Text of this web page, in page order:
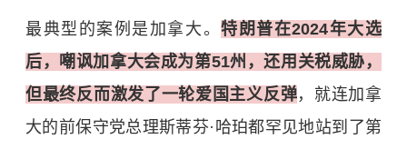
最典型的案例是加拿大。特朗普在2024年大选
后，嘲讽加拿大会成为第51州，还用关税威胁，
但最终反而激发了一轮爱国主义反弹，就连加拿
大的前保守党总理斯蒂芬·哈珀都罕见地站到了第